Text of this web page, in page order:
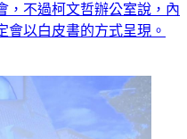
，不過柯文哲辦公室說，內
會以白皮書的方式呈現。